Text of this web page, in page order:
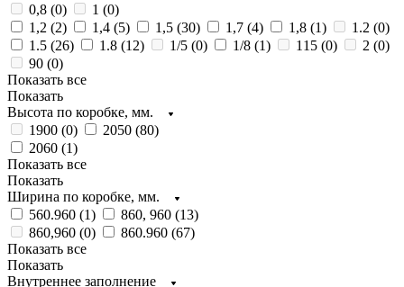
0,8 (0) 1 (0)
1,2 (2) 1,4 (5) 1,5 (30) 1,7 (4) 1,8 (1) 1.2 (0)
1.5 (26) 1.8 (12) 1/5 (0) 1/8 (1) 115 (0) 2 (0)
90 (0)
Показать все
Показать
Высота по коробке, мм.
1900 (0) 2050 (80)
2060 (1)
Показать все
Показать
Ширина по коробке, мм.
560.960 (1) 860, 960 (13)
860,960 (0) 860.960 (67)
Показать все
Показать
Внутреннее заполнение